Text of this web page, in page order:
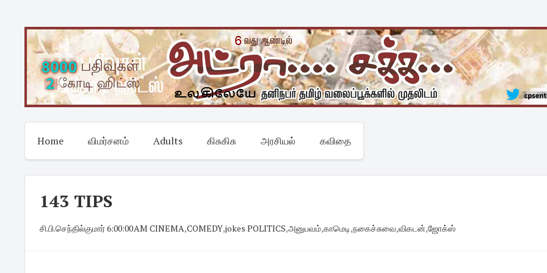
content
Home விமர்சனம் Adults கிசுகிசு அரசியல் கவிதை
143 TIPS
சி.பி.செந்தில்குமார்·6:00:00 AM ·CINEMA,COMEDY,jokes POLITICS,அனுபவம்,காமெடி,நகைச்சுவை,விகடன்,ஜோக்ஸ்